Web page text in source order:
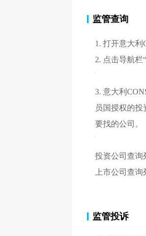
监管查询
1. 打开意大利
2. 点击导航栏
3. 意大利
员国授权的
要找的公司。
投资公司查询
上市公司查
监管投诉